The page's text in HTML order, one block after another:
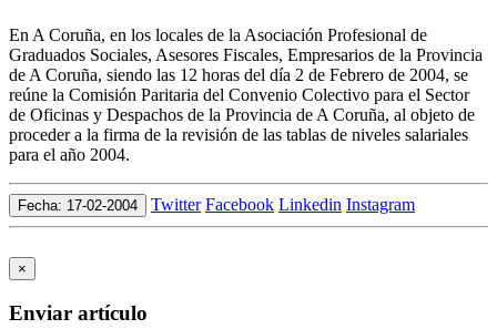
En A Coruña, en los locales de la Asociación Profesional de
Graduados Sociales, Asesores Fiscales, Empresarios de la Provincia
de A Coruña, siendo las 12 horas del día 2 de Febrero de 2004, se
reúne la Comisión Paritaria del Convenio Colectivo para el Sector
de Oficinas y Despachos de la Provincia de A Coruña, al objeto de
proceder a la firma de la revisión de las tablas de niveles salariales
para el año 2004.
Fecha: 17-02-2004 Twitter Facebook Linkedin Instagram
×
Enviar artículo